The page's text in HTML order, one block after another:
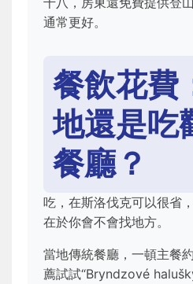
通常更好。
餐飲花費
地還是吃
餐廳？
吃，在斯洛伐克可以很省
在於你會不會找地方。
當地傳統餐廳，一頓主餐
薦試試“Bryndzové